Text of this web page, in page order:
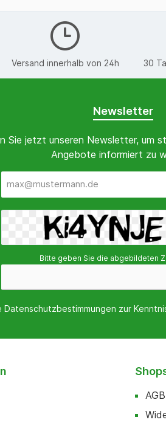
Versand innerhalb von 24h 30
Newsletter
Sie jetzt unseren Newsletter, um
Angebote informiert zu
Adresse*
Bitte geben Sie die abgebildeten
Datenschutzbestimmungen zur
AGB